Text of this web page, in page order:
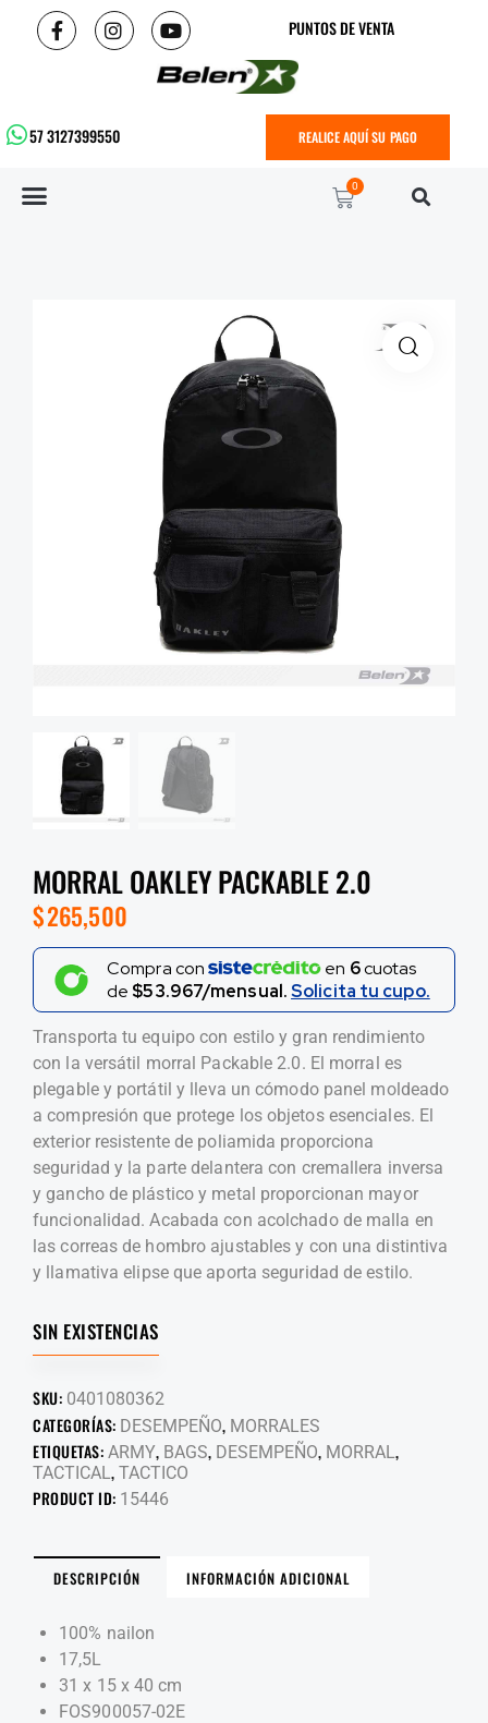
PUNTOS DE VENTA
57 3127399550 REALICE AQUÍ SU PAGO
0
MORRAL OAKLEY PACKABLE 2.0
$265,500
Compra con en 6cuotas
de $53.967/mensual.Solicita tu cupo.
Transporta tu equipo con estilo y gran rendimiento
con la versátil morral Packable 2.0. El morral es
plegable y portátil y lleva un cómodo panel moldeado
a compresión que protege los objetos esenciales. El
exterior resistente de poliamida proporciona
seguridad y la parte delantera con cremallera inversa
y gancho de plástico y metal proporcionan mayor
funcionalidad. Acabada con acolchado de malla en
las correas de hombro ajustables y con una distintiva
y llamativa elipse que aporta seguridad de estilo.
SIN EXISTENCIAS
SKU: 0401080362
CATEGORÍAS: DESEMPEÑO, MORRALES
ETIQUETAS: ARMY, BAGS, DESEMPEÑO, MORRAL,
TACTICAL, TACTICO
PRODUCT ID: 15446
DESCRIPCIÓN INFORMACIÓN ADICIONAL
100% nailon
17,5L
31 x 15 x 40 cm
FOS900057-02E